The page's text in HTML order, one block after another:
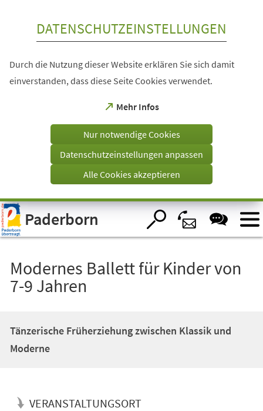
Visuelle
Assistenzsoftware
öffnen.
DATENSCHUTZEINSTELLUNGEN
Durch die Nutzung dieser Website erklären Sie sich damit
einverstanden, dass diese Seite Cookies verwendet.
Mehr Infos
(Öffnet
einem
Tab)
Nur notwendige Cookies
Datenschutzeinstellungen anpassen
Alle Cookies akzeptieren
Paderborn
Modernes Ballett für Kinder von
7-9 Jahren
Tänzerische Früherziehung zwischen Klassik und
Moderne
VERANSTALTUNGSORT